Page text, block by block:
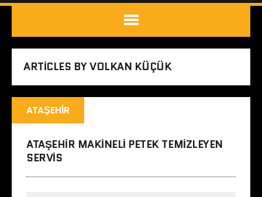
ARTICLES BY VOLKAN KÜÇÜK
ATAŞEHIR
ATAŞEHIR MAKINELI PETEK TEMIZLEYEN
SERVIS